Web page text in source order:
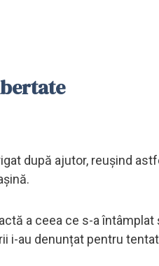
după ajutor, reușind
a ceea ce s-a
au denunțat pentru